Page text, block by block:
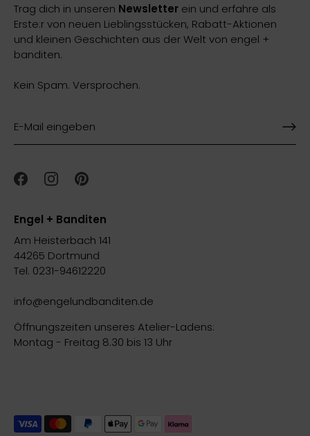
Trag dich in unseren Newsletter ein und erfahre als
Erste:r von neuen Lieblingsstücken, Rabatt-Aktionen
und kleinen Geschichten aus der Welt von engel +
banditen.
Kein Spam. Versprochen.
Engel + Banditen
Am Heisterbach 141
44265 Dortmund
Tel. 0231-94612220
info@engelundbanditen.de
Öffnungszeiten unseres Atelier-Ladens:
Montag - Freitag 8.30 bis 13 Uhr